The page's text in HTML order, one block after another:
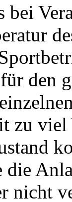
bei
den
zu
nicht